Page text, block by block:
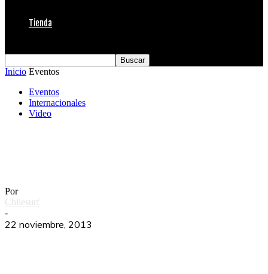
Tienda
Inicio Eventos
Eventos
Internacionales
Video
Por
Chilesurf
-
22 noviembre, 2013